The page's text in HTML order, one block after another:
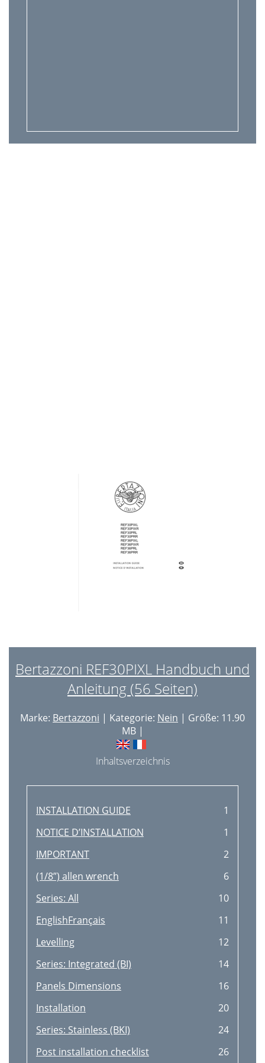
Bertazzoni REF30PIXL Handbuch und
Anleitung (56 Seiten)
Marke: Bertazzoni | Kategorie: Nein | Größe: 11.90
MB |
Inhaltsverzeichnis
INSTALLATION GUIDE
1
NOTICE D’INSTALLATION
1
IMPORTANT
2
(1/8”) allen wrench
6
Series: All
10
EnglishFrançais
11
Levelling
12
Series: Integrated (BI)
14
Panels Dimensions
16
Installation
20
Series: Stainless (BKI)
24
Post installation checklist
26